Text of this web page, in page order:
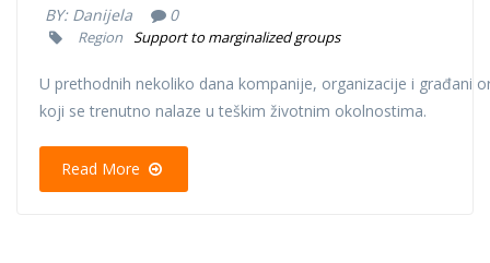
BY: Danijela 0
Region Support to marginalized groups
U prethodnih nekoliko dana kompanije, organizacije i građani
koji se trenutno nalaze u teškim životnim okolnostima.
Read More